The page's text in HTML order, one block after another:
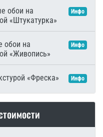
обои на
«Штукатурка»
Инфо
обои на
«Живопись»
Инфо
«Фреска» Инфо